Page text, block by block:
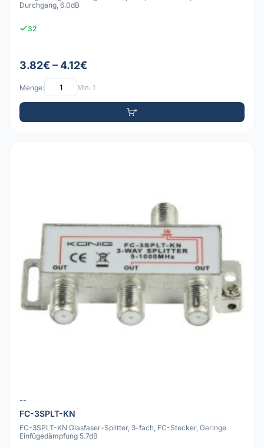
Durchgang, 6.0dB
32
3.82€ – 4.12€
Menge: Min: 1
--
FC-3SPLT-KN
FC-3SPLT-KN Glasfaser-Splitter, 3-fach, FC-Stecker, Geringe
Einfügedämpfung 5.7dB